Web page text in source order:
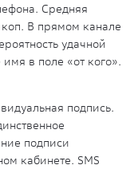
Средняя
В прямом канале
удачной
в поле «от кого».
подпись.
подписи
кабинете. SMS